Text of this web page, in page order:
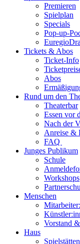
Premieren
Spielplan
Specials
Pop-up-
Tickets & Abos
Ticket-Info
Abos
Rund um den
Theaterbar
Essen vor
Nach der
Anreise &
FAQ
Junges Publikum
Schule
Workshops
Menschen
Vorstand
Haus
Spielstätten